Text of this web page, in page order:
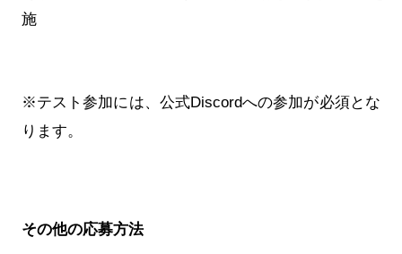
施
※テスト参加には、公式Discordへの参加が必須とな
ります。
その他の応募方法